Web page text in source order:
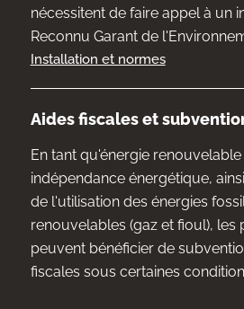
nécessitent de faire appel à un
Reconnu Garant de
Installation et normes
Aides fiscales et
En tant qu'énergie
indépendance énergétique,
de l'utilisation des énergies
renouvelables (gaz et fioul), les
peuvent bénéficier de
fiscales sous certaines